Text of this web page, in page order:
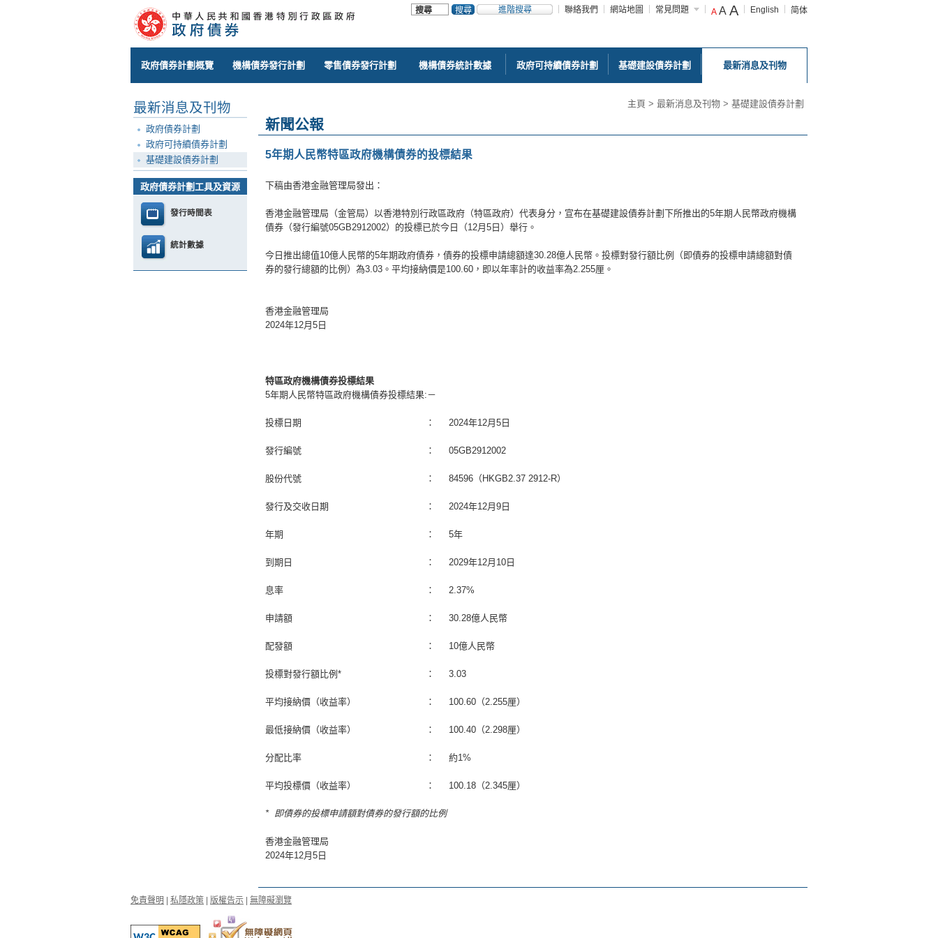
進階搜尋 聯絡我們 網站地圖 常見問題 A A A English 简体
政府債券計劃概覽 機構債券發行計劃 零售債券發行計劃 機構債券統計數據 政府可持續債券計劃 基礎建設債券計劃 最新消息及刊物
最新消息及刊物
政府債券計劃
政府可持續債券計劃
基礎建設債券計劃
政府債券計劃工具及資源
發行時間表
統計數據
主頁 > 最新消息及刊物 > 基礎建設債券計劃
新聞公報
5年期人民幣特區政府機構債券的投標結果
下稿由香港金融管理局發出：
香港金融管理局（金管局）以香港特別行政區政府（特區政府）代表身分，宣布在基礎建設債券計劃下所推出的5年期人民幣政府機構
債券（發行編號05GB2912002）的投標已於今日（12月5日）舉行。
今日推出總值10億人民幣的5年期政府債券，債券的投標申請總額達30.28億人民幣。投標對發行額比例（即債券的投標申請總額對債
券的發行總額的比例）為3.03。平均接納價是100.60，即以年率計的收益率為2.255厘。
香港金融管理局
2024年12月5日
特區政府機構債券投標結果
5年期人民幣特區政府機構債券投標結果:－
投標日期 ： 2024年12月5日
發行編號 ： 05GB2912002
股份代號 ： 84596（HKGB2.37 2912-R）
發行及交收日期 ： 2024年12月9日
年期 ： 5年
到期日 ： 2029年12月10日
息率 ： 2.37%
申請額 ： 30.28億人民幣
配發額 ： 10億人民幣
投標對發行額比例* ： 3.03
平均接納價（收益率） ： 100.60（2.255厘）
最低接納價（收益率） ： 100.40（2.298厘）
分配比率 ： 約1%
平均投標價（收益率） ： 100.18（2.345厘）
* 即債券的投標申請額對債券的發行額的比例
香港金融管理局
2024年12月5日
免責聲明 私隱政策 版權告示 無障礙瀏覽